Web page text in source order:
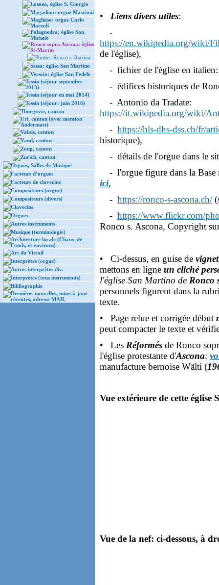
Losone, église S. Giorgio
Magadino: orgue Mascioni
Magliaso: orgue Carlo
Marzoli
Palagnedra: église San
Michele
Ronco sopra Ascona: église
St-Martin
Photos: Ronco s. Ascona
Sessa: église San Martino
Verscio: église San Fedele
Tessin (séjour septembre
2013)
Tessin (séjour en mai 2014)
Tessin (séjour: juin 2016)
Thurgovie, canton
Uri, canton (avec mention
Andermatt)
Valais, canton
Vaud, canton
Zoug, canton
Zurich, canton
Orgues, Salles de Musique
Facteurs d’orgues
Facteurs de clavecins
Compositeurs (orgue)
Compositeurs (divers)
Clavecins
Orgues
Autres instruments
Musique (terminologie)
Architecture locale (Chaux-de-
Fonds, et environs)
Art du Vitrail
Interprètes (orgue)
Autres interprètes div.
Interprètes (tous instruments)
Bibliographie
Dernières nouvelles, mises à jour
récentes, adresse MAIL
• Liens divers utiles:
-
https://en.wikipedia.org/wiki/
de l'église),
- fichier de l'église en
- édifices historiques de
- Antonio da Tradate:
https://it.wikipedia.org/wiki/
- https://hls-dhs-dss.ch/fr/
historique),
- détails de l'orgue dans le
- l'orgue figure dans la Base
ici,
- https://ronco-s-ascona.ch/
- https://www.flickr.com/
Ronco s. Ascona, Copyright
• Ci-dessus, en guise de
mettons en ligne un cliché
l'église San Martino de Ronco
personnels figurent dans la
texte.
• Page relue et corrigée début
peut compacter le texte et
• Les Réformés de Ronco
l'église protestante d'Ascona:
manufacture bernoise Wälti (
Vue extérieure de cette
Vue de la nef: ci-dessous, à